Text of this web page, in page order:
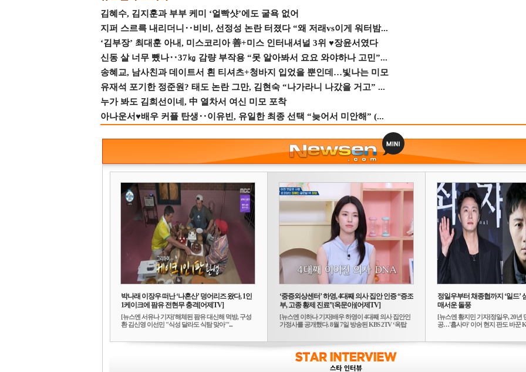
김혜수, 김지훈과 부부 케미 ‘얼빡샷’에도 굴욕 없어
지퍼 스르륵 내리더니‥비비, 선정성 논란 터졌다 “왜 저래vs이게 워터밤...
‘김부장’ 최대훈 아내, 미스코리아 善+미스 인터내셔널 3위 ♥장윤서였다
신동 살 너무 뺐나‥37㎏ 감량 부작용 “못 알아봐서 요요 와야하나 고민”...
송혜교, 남사친과 데이트서 흰 티셔츠+청바지 입었을 뿐인데…빛나는 미모
유재석 포기한 정준원? 태도 논란 그만, 김현숙 “나가라니 나갔을 거고” ...
누가 봐도 김희선이네, 中 열차서 여신 미모 포착
아나운서♥배우 커플 탄생‥이유빈, 유일한 최종 선택 “늦어서 미안해” (...
박나래 이장우 떠난 ‘나혼산’ 덩어리즈 왔다, 1인
1케이크에 팜유 전현무 충격[어제TV]
[뉴스엔 서유나 기자]'해체된 팜유 대신해 먹방, 구성
환 김신영 이선민 "식성 달라도 식탐 맞아"'...
‘중증외상센터’ 하영, 4대째 의사 집안 인증 “증조
부, 고종 황제 진료”(옥문아)[어제TV]
[뉴스엔 이하나 기자]배우 하영이 4대째 의사 집안인
가정사를 공개했다. 8월 7일 방송된 KBS 2TV ‘옥탑
정일우부터 채종협까지 ‘일드’
매서운 돌풍
[뉴스엔 황지민 기자]정일우, 20년
공…'횹사마' 이어 현지 판도 바꾼